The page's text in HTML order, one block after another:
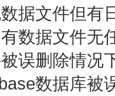
据文件但有
数据文件无
误删除情况
数据库被